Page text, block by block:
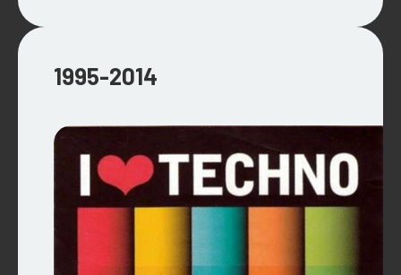
1995-2014